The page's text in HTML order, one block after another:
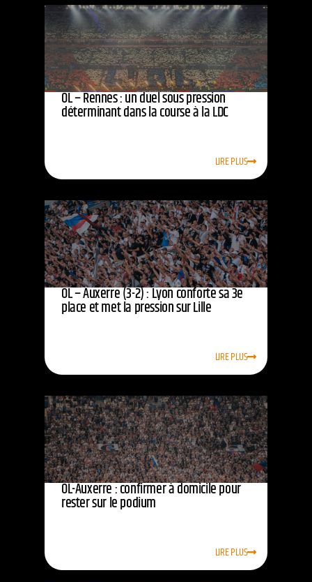
OL – Rennes : un duel sous pression
déterminant dans la course à la LDC
LIRE PLUS
OL – Auxerre (3-2) : Lyon conforte sa 3e
place et met la pression sur Lille
LIRE PLUS
OL-Auxerre : confirmer à domicile pour
rester sur le podium
LIRE PLUS